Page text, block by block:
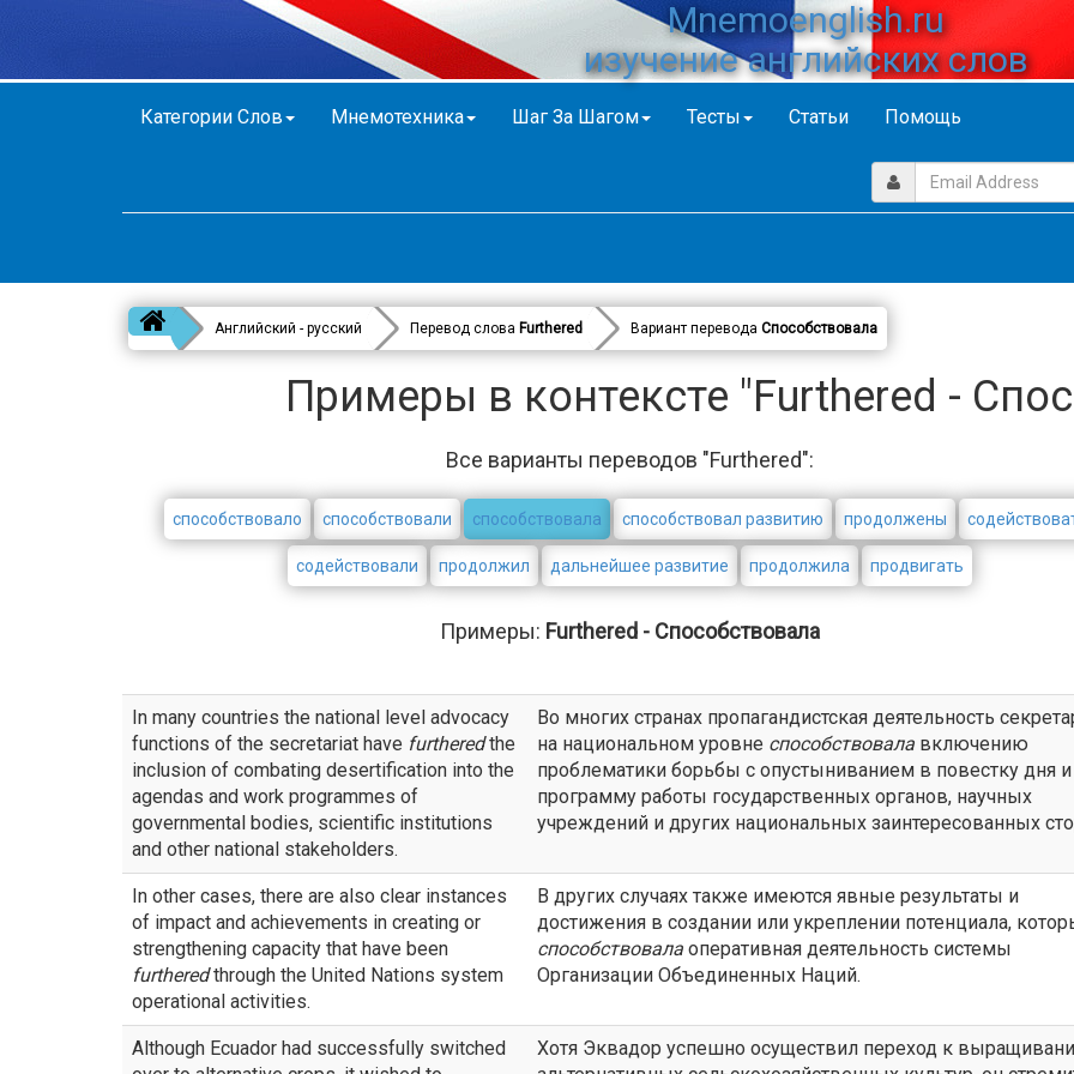
Mnemoenglish.ru
изучение английских слов
Категории Слов Мнемотехника Шаг За Шагом Тесты Статьи Помощь
Английский - русский Перевод слова Furthered Вариант перевода Способствовала
Примеры в контексте "Furthered -
Все варианты переводов "Furthered":
способствовало способствовали способствовала способствовал развитию продолжены
содействовали продолжил дальнейшее развитие продолжила продвигать
Примеры: Furthered - Способствовала
In many countries the national level advocacy
functions of the secretariat have furtheredthe
inclusion of combating desertification into the
agendas and work programmes of
governmental bodies, scientific institutions
and other national stakeholders.
Во многих странах пропагандистская деятельность
на национальном уровне способствовала включению
проблематики борьбы с опустыниванием в повестку дня и
программу работы государственных органов, научных
учреждений и других национальных заинтересованных
In other cases, there are also clear instances
of impact and achievements in creating or
strengthening capacity that have been
furtheredthrough the United Nations system
operational activities.
В других случаях также имеются явные результаты и
достижения в создании или укреплении потенциала,
способствовала оперативная деятельность системы
Организации Объединенных Наций.
Although Ecuador had successfully switched
Хотя Эквадор успешно осуществил переход к